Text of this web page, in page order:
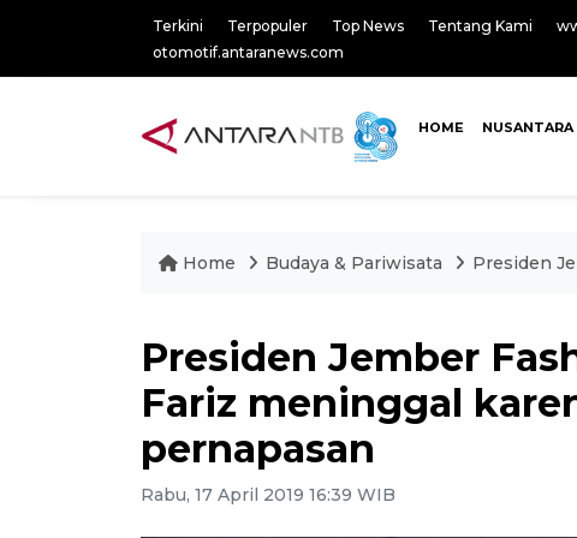
Terkini Terpopuler Top News Tentang Kami
otomotif.antaranews.com
HOME NUSANTARA
Home Budaya & Pariwisata Presiden
Presiden Jember
Fariz meninggal
pernapasan
Rabu, 17 April 2019 16:39 WIB